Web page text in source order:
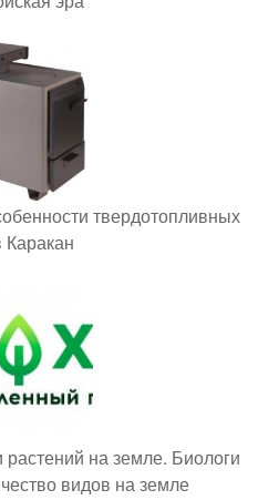
твердотопливных
Каракан
на земле. Биологи
видов на земле